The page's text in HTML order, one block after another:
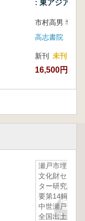
: 東アジアと
高志書院
新刊 未刊
16,500円
瀬戸市埋蔵
文化財セン
ター研究紀
要第14輯
中世瀬戸焼
全国出土遺